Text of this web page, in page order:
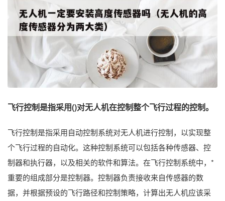
飞行控制是指采用()对无人机在控制整个飞行过程的控制。
飞行控制是指采用自动控制系统对无人机进行控制，以实现整
个飞行过程的自动化。这种控制系统可以包括各种传感器、控
制器和执行器，以及相关的软件和算法。在飞行控制系统中，*
重要的组成部分是控制器。控制器负责接收来自传感器的数
据，并根据预设的飞行路径和控制策略，计算出无人机应该采